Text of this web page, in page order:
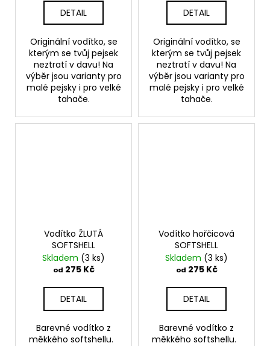
DETAIL
Originální vodítko, se
kterým se tvůj pejsek
neztratí v davu! Na
výběr jsou varianty pro
malé pejsky i pro velké
tahače.
DETAIL
Originální vodítko, se
kterým se tvůj pejsek
neztratí v davu! Na
výběr jsou varianty pro
malé pejsky i pro velké
tahače.
Vodítko ŽLUTÁ
SOFTSHELL
Skladem (3 ks)
od 275 Kč
DETAIL
Barevné vodítko z
měkkého softshellu.
Vodítko hořčicová
SOFTSHELL
Skladem (3 ks)
od 275 Kč
DETAIL
Barevné vodítko z
měkkého softshellu.